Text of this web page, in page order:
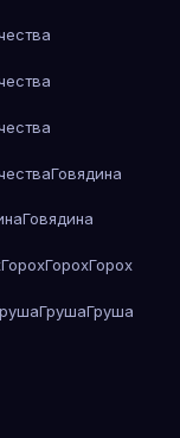
Говядина
Говядина
ГорохГорохГорох
ГрушаГруша